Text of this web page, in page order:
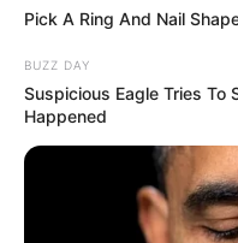
Pick A Ring And Nail
BUZZ DAY
Suspicious Eagle Tries To
Happened